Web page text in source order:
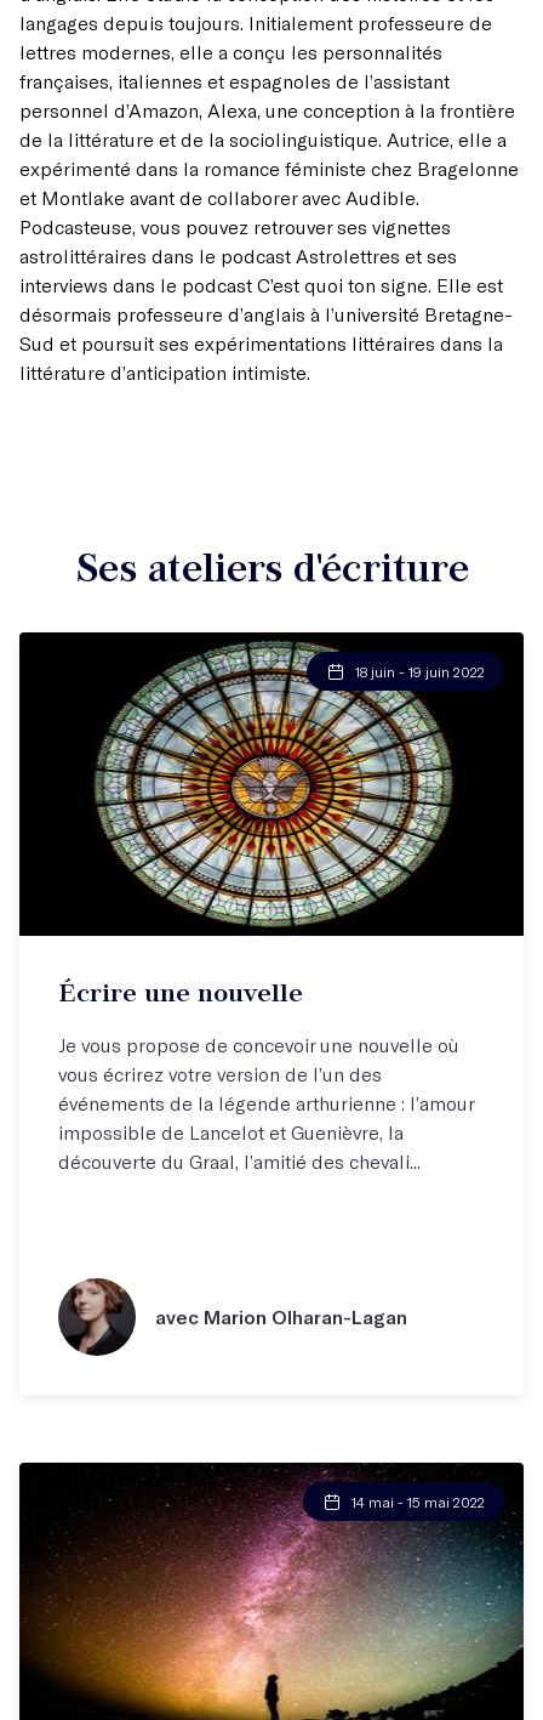
langages depuis toujours. Initialement professeure de
lettres modernes, elle a conçu les personnalités
françaises, italiennes et espagnoles de l’assistant
personnel d’Amazon, Alexa, une conception à la frontière
de la littérature et de la sociolinguistique. Autrice, elle a
expérimenté dans la romance féministe chez Bragelonne
et Montlake avant de collaborer avec Audible.
Podcasteuse, vous pouvez retrouver ses vignettes
astrolittéraires dans le podcast Astrolettres et ses
interviews dans le podcast C’est quoi ton signe. Elle est
désormais professeure d’anglais à l’université Bretagne-
Sud et poursuit ses expérimentations littéraires dans la
littérature d’anticipation intimiste.
Ses ateliers d'écriture
18 juin - 19 juin 2022
Écrire une nouvelle
Je vous propose de concevoir une nouvelle où
vous écrirez votre version de l’un des
événements de la légende arthurienne : l’amour
impossible de Lancelot et Guenièvre, la
découverte du Graal, l’amitié des chevali...
avec Marion Olharan-Lagan
14 mai - 15 mai 2022